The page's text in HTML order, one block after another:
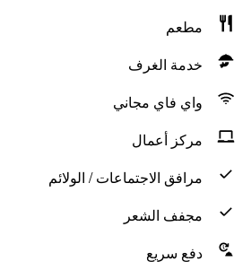
مطعم
خدمة الغرف
واي فاي مجاني
مركز أعمال
مرافق الاجتماعات / الولائم
مجفف الشعر
دفع سريع